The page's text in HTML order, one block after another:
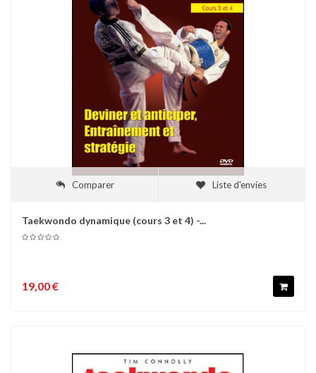
Comparer Liste d'envies
Taekwondo dynamique (cours 3 et 4) -...
19,00 €